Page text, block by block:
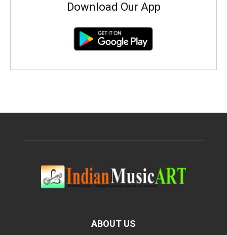
Download Our App
ABOUT US